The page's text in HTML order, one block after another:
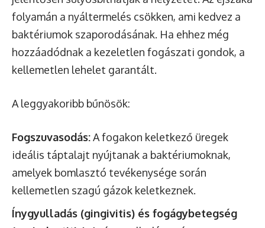
folyamán a nyáltermelés csökken, ami kedvez a
baktériumok szaporodásának. Ha ehhez még
hozzáadódnak a kezeletlen fogászati gondok, a
kellemetlen lehelet garantált.
A leggyakoribb bűnösök:
Fogszuvasodás:A fogakon keletkező üregek
ideális táptalajt nyújtanak a baktériumoknak,
amelyek bomlasztó tevékenysége során
kellemetlen szagú gázok keletkeznek.
Ínygyulladás (gingivitis) és fogágybetegség